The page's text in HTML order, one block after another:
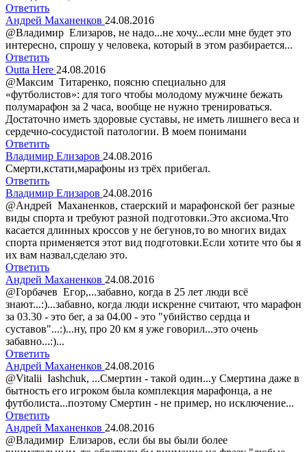
Ответить
Андрей Маханенков 24.08.2016
@Владимир Елизаров, не надо...не хочу...если мне будет это
интересно, спрошу у человека, который в этом разбирается...
Ответить
Outta Here 24.08.2016
@Максим Титаренко, поясню специально для
«футболистов»: для того чтобы молодому мужчине бежать
полумарафон за 2 часа, вообще не нужно тренироваться.
Достаточно иметь здоровые суставы, не иметь лишнего веса и
сердечно-сосудистой патологии. В моем понимани
Ответить
Владимир Елизаров 24.08.2016
Смерти,кстати,марафоны из трёх прибегал.
Ответить
Владимир Елизаров 24.08.2016
@Андрей Маханенков, стаерский и марафонской бег разные
виды спорта и требуют разной подготовки.Это аксиома.Что
касается длинных кроссов у не бегунов,то во многих видах
спорта применяется этот вид подготовки.Если хотите что бы я
их вам назвал,сделаю это.
Ответить
Андрей Маханенков 24.08.2016
@Горбачев Егор,...забавно, когда в 25 лет люди всё
знают...:)...забавно, когда люди искренне считают, что марафон
за 03.30 - это бег, а за 04.00 - это "убийство сердца и
суставов"...:)...ну, про 20 км я уже говорил...это очень
забавно...:)...
Ответить
Андрей Маханенков 24.08.2016
@Vitalii Iashchuk, ...Смертин - такой один...у Смертина даже в
бытность его игроком была комплекция марафонца, а не
футболиста...поэтому Смертин - не пример, но исключение...
Ответить
Андрей Маханенков 24.08.2016
@Владимир Елизаров, если бы вы были более